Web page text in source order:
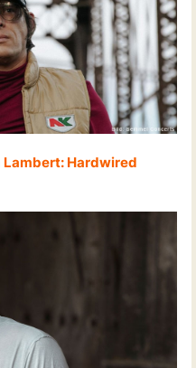
Lambert: Hardwired